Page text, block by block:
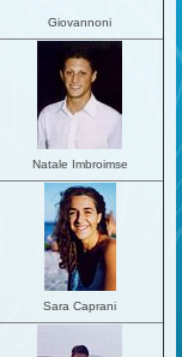
Giovannoni
Natale Imbroimse
Sara Caprani